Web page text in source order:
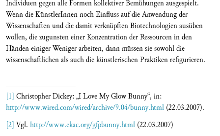
Individuen gegen alle Formen kollektiver Bemühungen ausgespielt.
Wenn die KünstlerInnen noch Einfluss auf die Anwendung der
Wissenschaften und die damit verknüpften Biotechnologien ausüben
wollen, die zugunsten einer Konzentration der Ressourcen in den
Händen einiger Weniger arbeiten, dann müssen sie sowohl die
wissenschaftlichen als auch die künstlerischen Praktiken refigurieren.
[1] Christopher Dickey: „I Love My Glow Bunny“, in:
http://www.wired.com/wired/archive/9.04/bunny.html (22.03.2007).
[2] Vgl. http://www.ekac.org/gfpbunny.html (22.03.2007)